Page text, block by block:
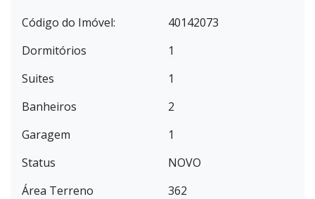
Código do Imóvel:
40142073
Dormitórios
1
Suites
1
Banheiros
2
Garagem
1
Status
NOVO
Área Terreno
362